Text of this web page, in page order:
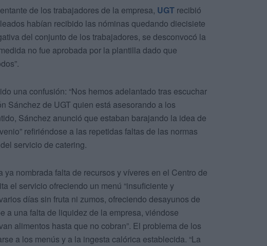
de los trabajadores de la empresa, UGT recibió
habían recibido las nóminas quedando diecisiete
del conjunto de los trabajadores, se desconvocó la
no fue aprobada por la plantilla dado que
una confusión: “Nos hemos adelantado tras escuchar
Sánchez de UGT quien está asesorando a los
Sánchez anunció que estaban barajando la idea de
refiriéndose a las repetidas faltas de las normas
servicio de catering.
nombrada falta de recursos y víveres en el Centro de
el servicio ofreciendo un menú “insuficiente y
días sin fruta ni zumos, ofreciendo desayunos de
a una falta de liquidez de la empresa, viéndose
alimentos hasta que no cobran”. El problema de los
a los menús y a la ingesta calórica establecida. “La